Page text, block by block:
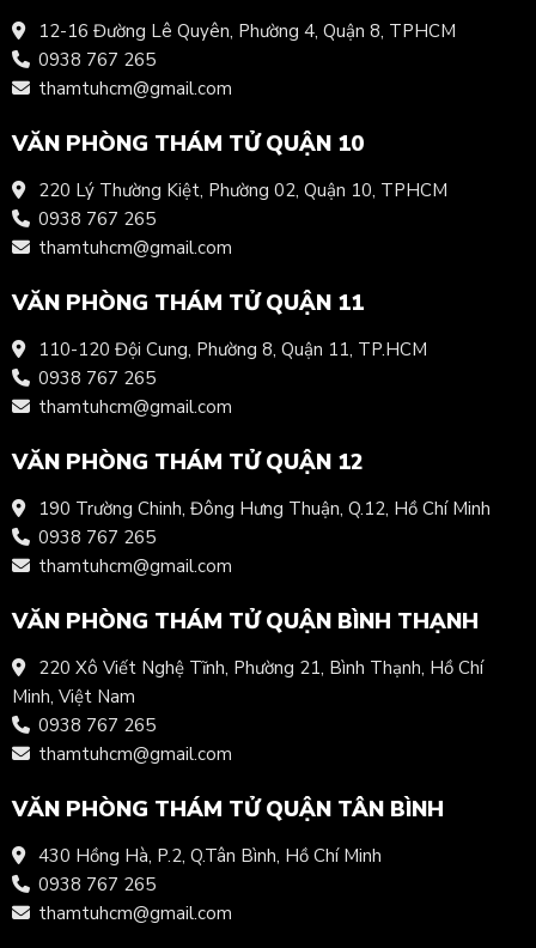
12-16 Đường Lê Quyên, Phường 4, Quận 8, TPHCM
0938 767 265
thamtuhcm@gmail.com
VĂN PHÒNG THÁM TỬ QUẬN 10
220 Lý Thường Kiệt, Phường 02, Quận 10, TPHCM
0938 767 265
thamtuhcm@gmail.com
VĂN PHÒNG THÁM TỬ QUẬN 11
110-120 Đội Cung, Phường 8, Quận 11, TP.HCM
0938 767 265
thamtuhcm@gmail.com
VĂN PHÒNG THÁM TỬ QUẬN 12
190 Trường Chinh, Đông Hưng Thuận, Q.12, Hồ Chí Minh
0938 767 265
thamtuhcm@gmail.com
VĂN PHÒNG THÁM TỬ QUẬN BÌNH THẠNH
220 Xô Viết Nghệ Tĩnh, Phường 21, Bình Thạnh, Hồ Chí
Minh, Việt Nam
0938 767 265
thamtuhcm@gmail.com
VĂN PHÒNG THÁM TỬ QUẬN TÂN BÌNH
430 Hồng Hà, P.2, Q.Tân Bình, Hồ Chí Minh
0938 767 265
thamtuhcm@gmail.com